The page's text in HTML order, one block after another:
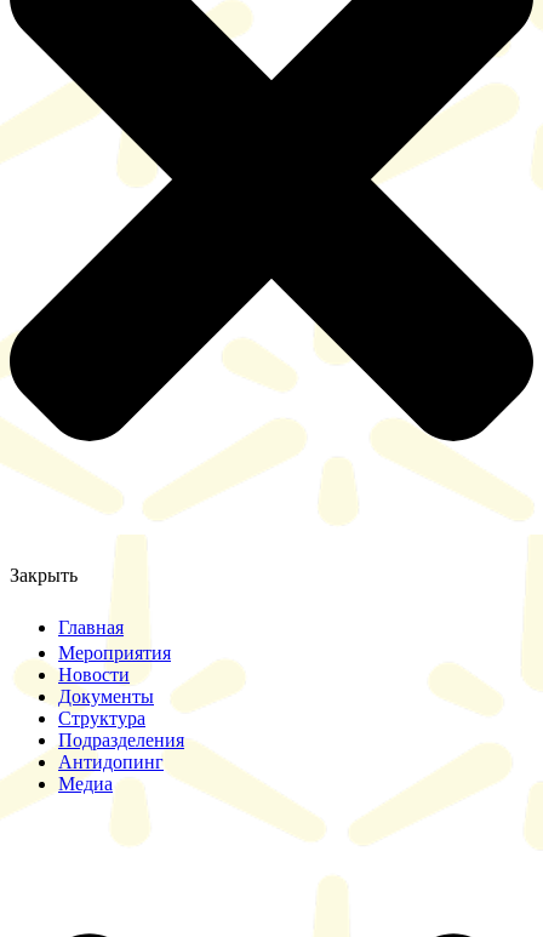
Закрыть
Главная
Мероприятия
Новости
Документы
Структура
Подразделения
Антидопинг
Медиа